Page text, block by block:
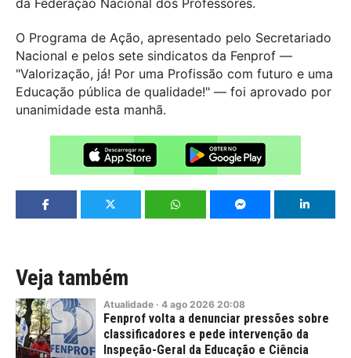
O Programa de Ação, apresentado pelo Secretariado
Nacional e pelos sete sindicatos da Fenprof —
"Valorização, já! Por uma Profissão com futuro e uma
Educação pública de qualidade!" — foi aprovado por
unanimidade esta manhã.
Veja também
Atualidade · 4 ago 2026 20:08
Fenprof volta a denunciar pressões sobre
classificadores e pede intervenção da
Inspeção-Geral da Educação e Ciência